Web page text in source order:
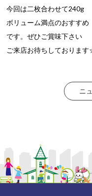
今回は二枚合わせて240g
ボリューム満点のおすすめ
です。ぜひご賞味下さい
ご来店お待ちしておりま
ニ